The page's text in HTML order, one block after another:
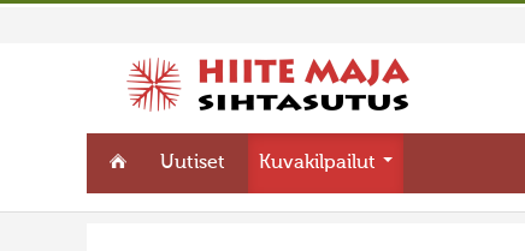
Uutiset Kuvakilpailut